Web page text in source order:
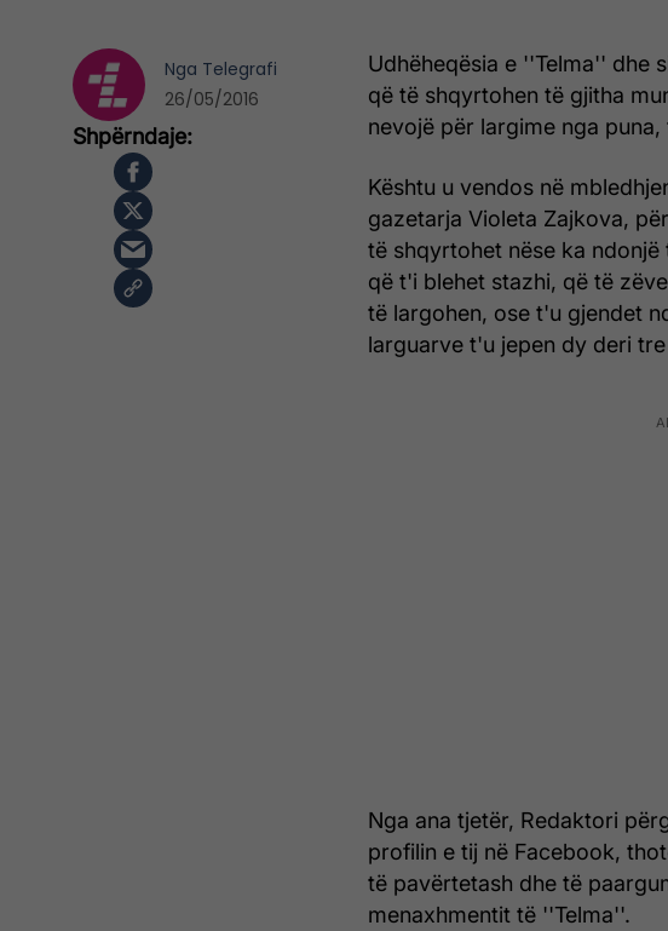
Udhëheqësia e ''Telma'' dhe
që të shqyrtohen të gjitha
nevojë për largime nga
Kështu u vendos në
gazetarja Violeta Zajkova,
të shqyrtohet nëse ka
që t'i blehet stazhi, që të
të largohen, ose t'u gjendet
larguarve t'u jepen dy deri
Nga ana tjetër, Redaktori
profilin e tij në Facebook,
të pavërtetash dhe të
menaxhmentit të ''Telma''.
Nga Telegrafi
26/05/2016